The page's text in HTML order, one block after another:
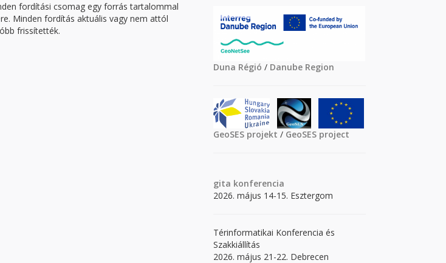
fordítási csomag egy forrás tartalommal
Minden fordítás aktuális vagy nem attól
frissítették.
Duna Régió / Danube Region
GeoSES projekt / GeoSES project
gita konferencia
2026. május 14-15. Esztergom
Térinformatikai Konferencia és
Szakkiállítás
2026. május 21-22. Debrecen